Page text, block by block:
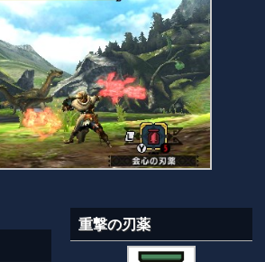
重撃の刃薬